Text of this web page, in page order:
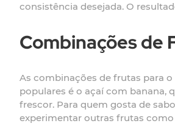
consistência desejada. O
Combinações de
As combinações de frutas para
populares é o açaí com banana,
frescor. Para quem gosta de
experimentar outras frutas